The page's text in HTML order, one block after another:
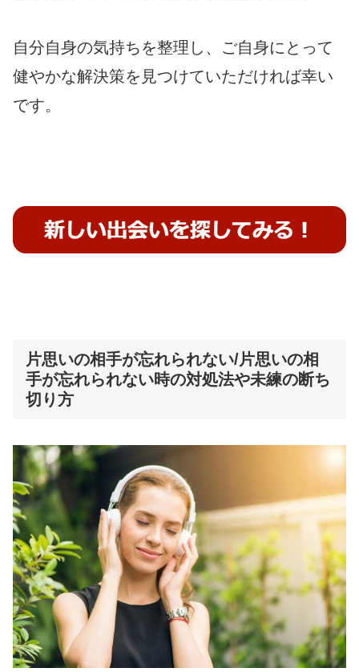
自分自身の気持ちを整理し、ご自身にとって
健やかな解決策を見つけていただければ幸い
です。
片思いの相手が忘れられない/片思いの相
手が忘れられない時の対処法や未練の断ち
切り方